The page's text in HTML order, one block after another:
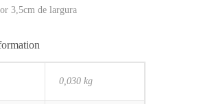
3,5cm de largura
0,030 kg